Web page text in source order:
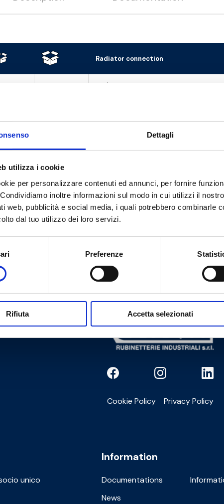
Dettagli
utilizza i cookie
per personalizzare contenuti ed annunci, per fornire
inoltre informazioni sul modo in cui utilizzi il
web, pubblicità e social media, i quali potrebbero combinarle
dal tuo utilizzo dei loro servizi.
Preferenze
Rifiuta Accetta selezionati
Radiator connection
G 3/8 M
15 G 1/2 M
Cookie Policy Privacy Policy
unico
Information
Documentations
News